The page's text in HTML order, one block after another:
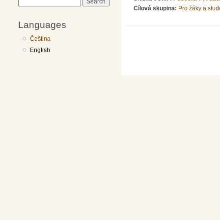
Languages
Čeština
English
Cílová skupina: Pro žáky a